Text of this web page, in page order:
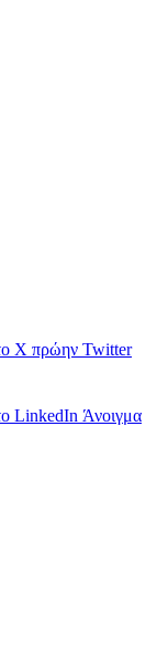
X πρώην Twitter
LinkedIn Άνοιγμα